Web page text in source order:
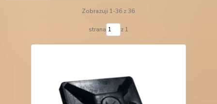
Zobrazuji 1-36 z 36
strana z 1